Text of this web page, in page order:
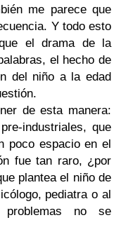
me parece que
Y todo esto
el drama de la
el hecho de
del niño a la edad
de esta manera:
industriales, que
poco espacio en el
fue tan raro, ¿por
plantea el niño de
pediatra o al
no se